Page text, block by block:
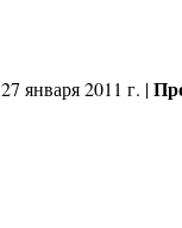
27 января 2011 г. |